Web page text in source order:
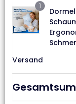
1
Versand